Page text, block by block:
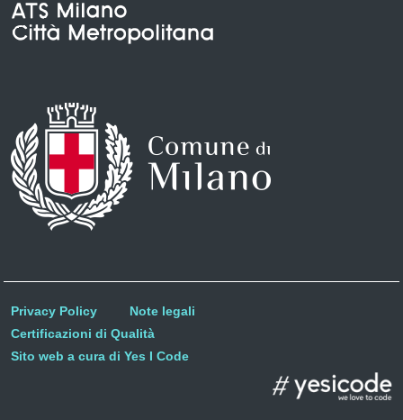
Privacy Policy
Note legali
Certificazioni di Qualità
Sito web a cura di Yes I Code